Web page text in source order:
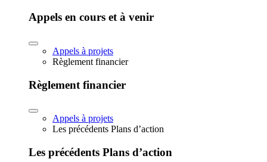
Appels en cours et à venir
Appels à projets
Règlement financier
Règlement financier
Appels à projets
Les précédents Plans d’action
Les précédents Plans d’action